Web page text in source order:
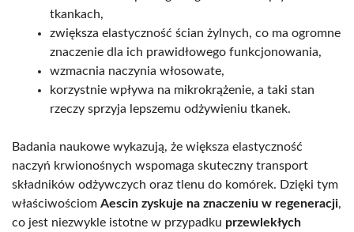
tkankach,
zwiększa elastyczność ścian żylnych, co ma ogromne
znaczenie dla ich prawidłowego funkcjonowania,
wzmacnia naczynia włosowate,
korzystnie wpływa na mikrokrążenie, a taki stan
rzeczy sprzyja lepszemu odżywieniu tkanek.
Badania naukowe wykazują, że większa elastyczność
naczyń krwionośnych wspomaga skuteczny transport
składników odżywczych oraz tlenu do komórek. Dzięki tym
właściwościom Aescin zyskuje na znaczeniu w regeneracji,
co jest niezwykle istotne w przypadku przewlekłych